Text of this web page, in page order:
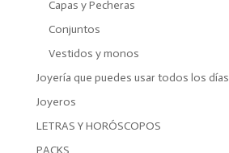
Capas y Pecheras
Conjuntos
Vestidos y monos
Joyería que puedes usar todos los días
Joyeros
LETRAS Y HORÓSCOPOS